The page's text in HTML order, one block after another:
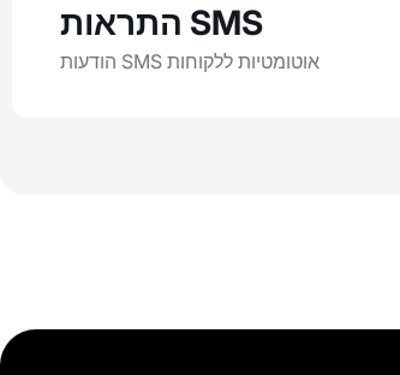
התראות SMS
הודעות SMS אוטומטיות ללקוחות